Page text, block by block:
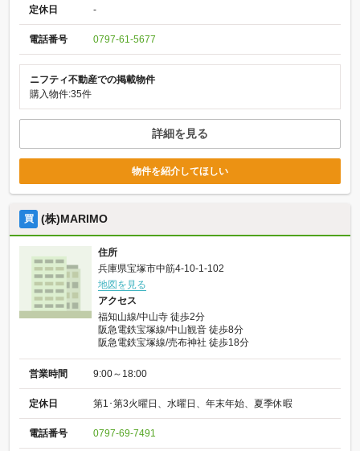
定休日 -
電話番号 0797-61-5677
ニフティ不動産での掲載物件
購入物件:35件
詳細を見る
物件を紹介してほしい
買 (株)MARIMO
住所
兵庫県宝塚市中筋4-10-1-102
地図を見る
アクセス
福知山線/中山寺 徒歩2分
阪急電鉄宝塚線/中山観音 徒歩8分
阪急電鉄宝塚線/売布神社 徒歩18分
営業時間 9:00～18:00
定休日 第1･第3火曜日、水曜日、年末年始、夏季休暇
電話番号 0797-69-7491